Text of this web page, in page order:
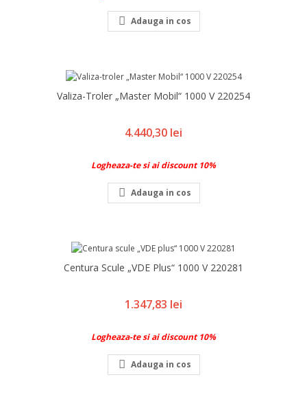
 Adauga in cos
Valiza-Troler „Master Mobil“ 1000 V 220254
Pret
4.440,30 lei
Logheaza-te si ai discount 10%
 Adauga in cos
Centura Scule „VDE Plus“ 1000 V 220281
Pret
1.347,83 lei
Logheaza-te si ai discount 10%
 Adauga in cos